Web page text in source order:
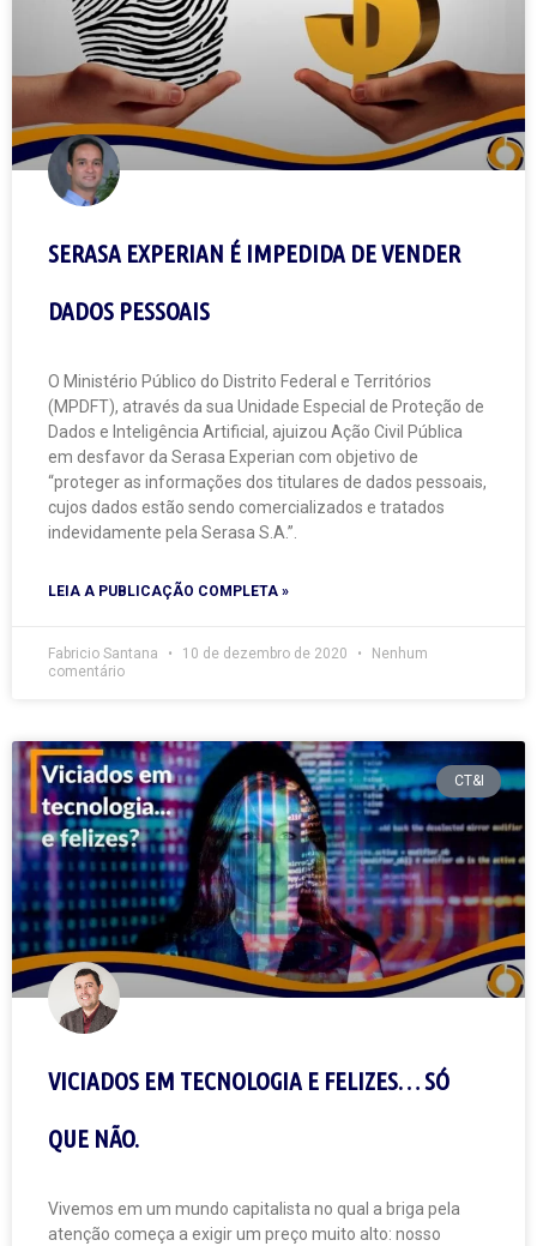
SERASA EXPERIAN É IMPEDIDA DE VENDER
DADOS PESSOAIS
O Ministério Público do Distrito Federal e Territórios
(MPDFT), através da sua Unidade Especial de Proteção de
Dados e Inteligência Artificial, ajuizou Ação Civil Pública
em desfavor da Serasa Experian com objetivo de
“proteger as informações dos titulares de dados pessoais,
cujos dados estão sendo comercializados e tratados
indevidamente pela Serasa S.A.”.
LEIA A PUBLICAÇÃO COMPLETA »
Fabricio Santana 10 de dezembro de 2020
Nenhum
comentário
CT&I
VICIADOS EM TECNOLOGIA E FELIZES… SÓ
QUE NÃO.
Vivemos em um mundo capitalista no qual a briga pela
atenção começa a exigir um preço muito alto: nosso